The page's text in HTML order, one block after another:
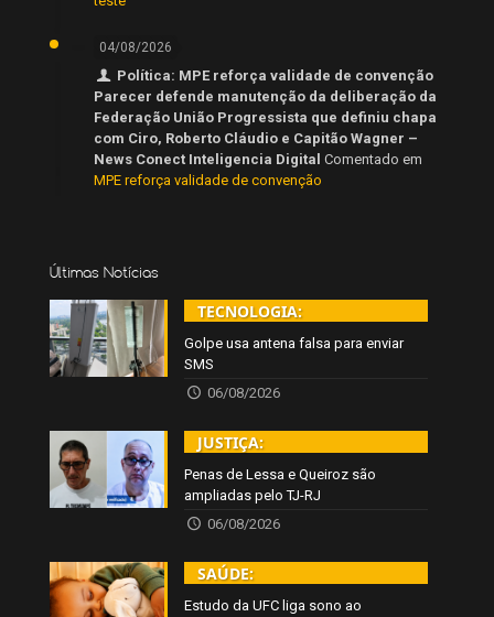
04/08/2026
Política: MPE reforça validade de convenção
Parecer defende manutenção da deliberação da
Federação União Progressista que definiu chapa
com Ciro, Roberto Cláudio e Capitão Wagner –
News Conect Inteligencia Digital Comentado em
MPE reforça validade de convenção
Últimas Notícias
TECNOLOGIA:
Golpe usa antena falsa para enviar
SMS
06/08/2026
JUSTIÇA:
Penas de Lessa e Queiroz são
ampliadas pelo TJ-RJ
06/08/2026
SAÚDE:
Estudo da UFC liga sono ao